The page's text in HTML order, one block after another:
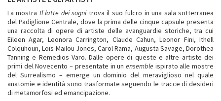
La mostra Il latte dei sognitrova il suo fulcro in una sala sotterranea
del Padiglione Centrale, dove la prima delle cinque capsule presenta
una raccolta di opere di artiste delle avanguardie storiche, tra cui
Eileen Agar, Leonora Carrington, Claude Cahun, Leonor Fini, Ithell
Colquhoun, Loïs Mailou Jones, Carol Rama, Augusta Savage, Dorothea
Tanning e Remedios Varo. Dalle opere di queste e altre artiste dei
primi del Novecento – presentate in un ensembleispirato alle mostre
del Surrealismo – emerge un dominio del meraviglioso nel quale
anatomie e identità sono trasformate seguendo le tracce di desideri
di metamorfosi ed emancipazione.